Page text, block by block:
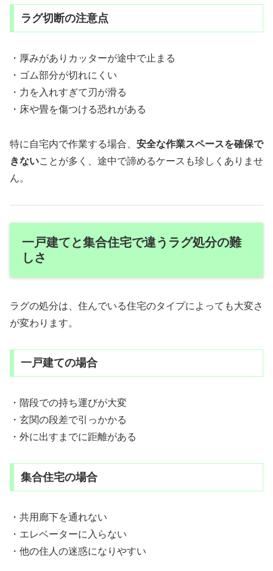
ラグ切断の注意点
・厚みがありカッターが途中で止まる
・ゴム部分が切れにくい
・力を入れすぎて刃が滑る
・床や畳を傷つける恐れがある
特に自宅内で作業する場合、 安全な作業スペースを確保で
きないことが多く、途中で諦めるケースも珍しくありませ
ん。
一戸建てと集合住宅で違うラグ処分の難
しさ
ラグの処分は、住んでいる住宅のタイプによっても大変さ
が変わります。
一戸建ての場合
・階段での持ち運びが大変
・玄関の段差で引っかかる
・外に出すまでに距離がある
集合住宅の場合
・共用廊下を通れない
・エレベーターに入らない
・他の住人の迷惑になりやすい